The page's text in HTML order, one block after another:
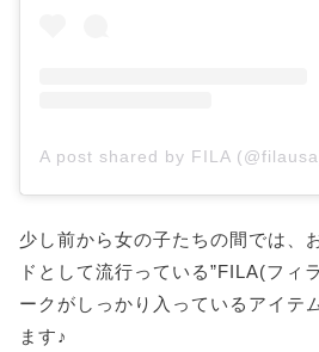
A post shared by FILA
少し前から女の子たちの間では、
ドとして流行っている”FILA(フィ
ークがしっかり入っているアイテ
ます♪